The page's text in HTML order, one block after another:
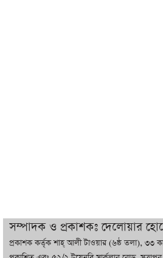
বাজারে কাঁচা
সম্পাদক ও প্রকাশকঃ দেলোয়ার
প্রকাশক কর্তৃক শাহ্ আলী টাওয়ার (৬ষ্ঠ তলা), ৩৩